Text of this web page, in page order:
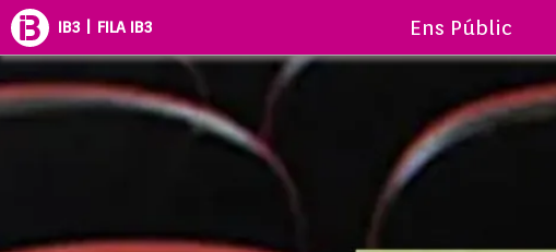
IB3 | FILA IB3 Ens Públic
FILA IB3